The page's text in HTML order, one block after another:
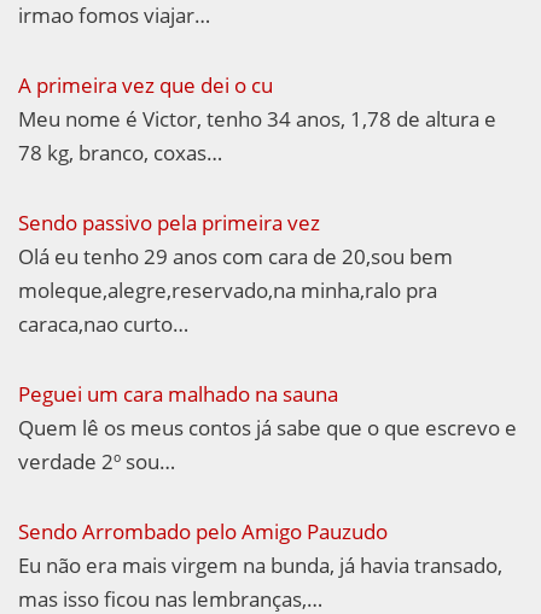
irmao fomos viajar…
A primeira vez que dei o cu
Meu nome é Victor, tenho 34 anos, 1,78 de altura e
78 kg, branco, coxas…
Sendo passivo pela primeira vez
Olá eu tenho 29 anos com cara de 20,sou bem
moleque,alegre,reservado,na minha,ralo pra
caraca,nao curto…
Peguei um cara malhado na sauna
Quem lê os meus contos já sabe que o que escrevo e
verdade 2º sou…
Sendo Arrombado pelo Amigo Pauzudo
Eu não era mais virgem na bunda, já havia transado,
mas isso ficou nas lembranças,…